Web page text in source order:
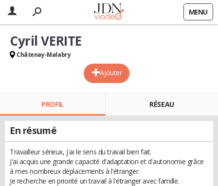
MENU
Ajouter
Cyril VERITE
Châtenay-Malabry
PROFIL RÉSEAU
En résumé
Travailleur sérieux, j'ai le sens du travail bien fait.
J'ai acquis une grande capacité d'adaptation et d'autonomie grâce
à mes nombreux déplacements à l’étranger.
Je recherche en priorité un travail à l'étranger avec famille.